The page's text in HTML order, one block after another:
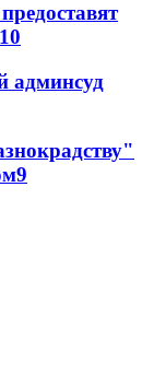
10
админсуд
9